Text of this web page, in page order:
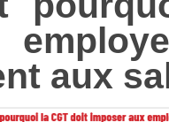
aux